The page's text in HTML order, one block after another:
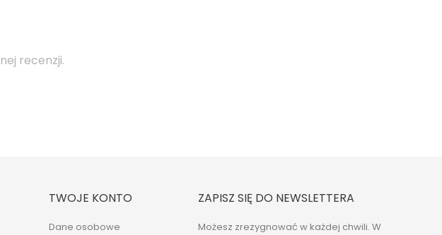
recenzji.
TWOJE KONTO
Dane osobowe
ZAPISZ SIĘ DO NEWSLETTERA
Możesz zrezygnować w każdej chwili. W